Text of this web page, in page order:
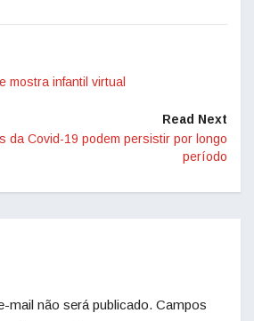
mostra infantil virtual
Read Next
da Covid-19 podem persistir por longo
período
mail não será publicado. Campos